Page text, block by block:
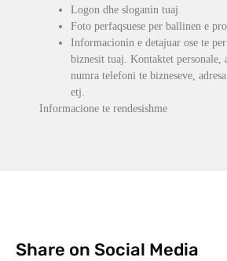
Logon dhe sloganin tuaj
Foto perfaqsuese per ballinen e
Informacionin e detajuar ose te
biznesit tuaj. Kontaktet personale,
numra telefoni te bizneseve,
etj.
Informacione te rendesishme
Share on Social Media